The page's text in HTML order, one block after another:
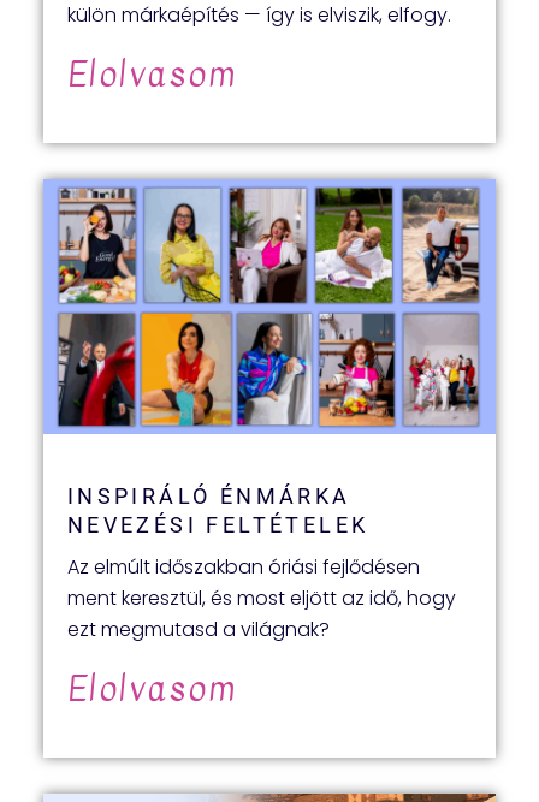
külön márkaépítés — így is elviszik, elfogy.
Elolvasom
INSPIRÁLÓ ÉNMÁRKA
NEVEZÉSI FELTÉTELEK
Az elmúlt időszakban óriási fejlődésen
ment keresztül, és most eljött az idő, hogy
ezt megmutasd a világnak?
Elolvasom